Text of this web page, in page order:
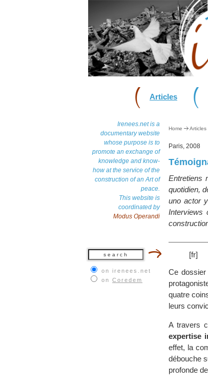
Articles
Irenees.net is a
documentary website
whose purpose is to
promote an exchange of
knowledge and know-
how at the service of the
construction of an Art of
peace.
This website is
coordinated by
Modus Operandi
on irenees.net
on Coredem
Home Articles
Paris, 2008
Entretiens
quotidien,
uno actor
Interviews
[fr]
Ce dossier
quatre
leurs
A travers
expertise
effet, la
débouche
profonde